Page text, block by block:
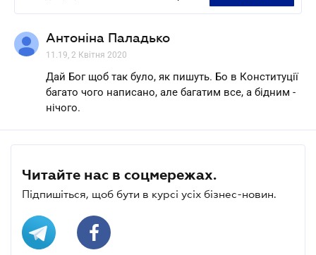
Антоніна Паладько
11.19, 2 Квітня 2020
Дай Бог щоб так було, як пишуть. Бо в Конституції
багато чого написано, але багатим все, а бідним -
нічого.
Читайте нас в соцмережах.
Підпишіться, щоб бути в курсі усіх бізнес-новин.